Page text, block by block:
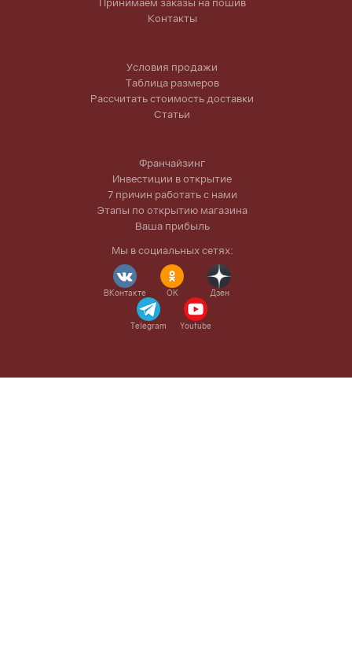
Контакты
Условия продажи
Таблица размеров
Рассчитать стоимость доставки
Статьи
Франчайзинг
Инвестиции в открытие
7 причин работать с нами
Этапы по открытию магазина
Ваша прибыль
Мы в социальных сетях:
ВКонтакте OK Дзен
Telegram Youtube